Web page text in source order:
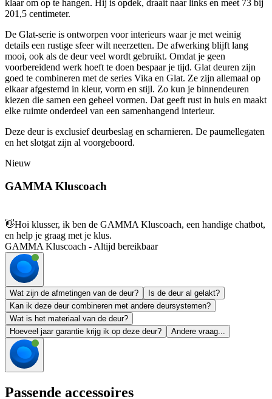
klaar om op te hangen. Hij is opdek, draait naar links en meet 73 bij
201,5 centimeter.
De Glat-serie is ontworpen voor interieurs waar je met weinig
details een rustige sfeer wilt neerzetten. De afwerking blijft lang
mooi, ook als de deur veel wordt gebruikt. Omdat je geen
voorbereidend werk hoeft te doen bespaar je tijd. Glat deuren zijn
goed te combineren met de series Vika en Glat. Ze zijn allemaal op
elkaar afgestemd in kleur, vorm en stijl. Zo kun je binnendeuren
kiezen die samen een geheel vormen. Dat geeft rust in huis en maakt
elke ruimte onderdeel van een samenhangend interieur.
Deze deur is exclusief deurbeslag en scharnieren. De paumellegaten
en het slotgat zijn al voorgeboord.
Nieuw
GAMMA Kluscoach
👋Hoi klusser, ik ben de GAMMA Kluscoach, een handige chatbot,
en help je graag met je klus.
GAMMA Kluscoach - Altijd bereikbaar
Wat zijn de afmetingen van de deur?
Is de deur al gelakt?
Kan ik deze deur combineren met andere deursystemen?
Wat is het materiaal van de deur?
Hoeveel jaar garantie krijg ik op deze deur?
Andere vraag...
Passende accessoires